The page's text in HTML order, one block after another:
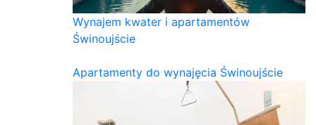
Wynajem kwater i apartamentów
Świnoujście
Apartamenty do wynajęcia Świnoujście